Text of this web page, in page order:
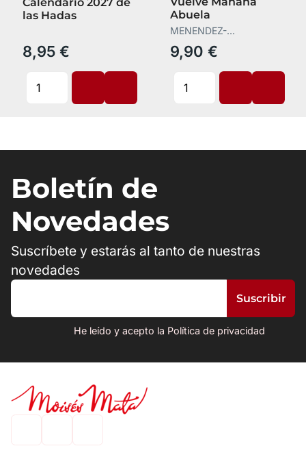
las Hadas
8,95 €
Abuela
MENENDEZ-
PONTE,MARIA
9,90 €
Boletín de
Novedades
Suscríbete y estarás al tanto de nuestras
novedades
He leído y acepto la Política de privacidad